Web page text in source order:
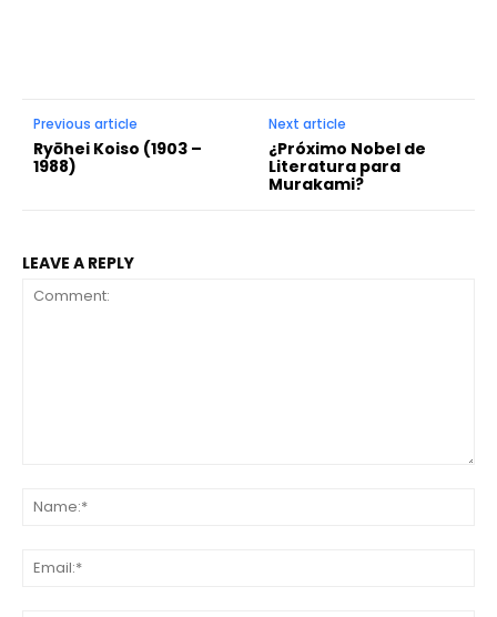
Previous article
Ryōhei Koiso (1903 –
1988)
Next article
¿Próximo Nobel de
Literatura para
Murakami?
LEAVE A REPLY